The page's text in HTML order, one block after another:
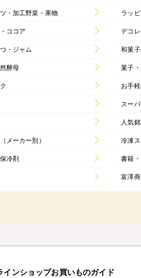
・加工野菜・果物
ラッ
ココア
デコ
・ジャム
和菓
酵母
菓子
お手
スー
人気
メーカー別）
冷凍
冷剤
書籍
富澤
インショップお買いものガイド